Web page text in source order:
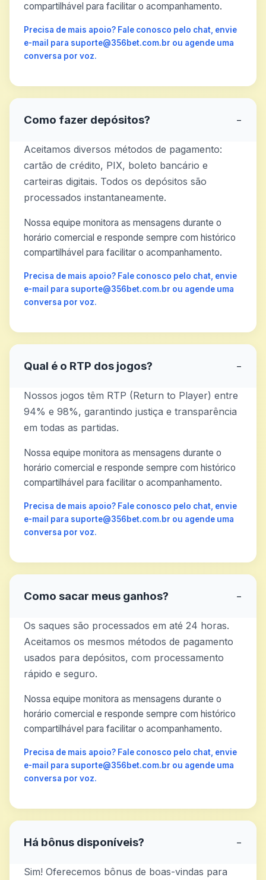
compartilhável para facilitar o acompanhamento.
Precisa de mais apoio? Fale conosco pelo chat, envie
e-mail para suporte@356bet.com.br ou agende uma
conversa por voz.
Como fazer depósitos? −
Aceitamos diversos métodos de pagamento:
cartão de crédito, PIX, boleto bancário e
carteiras digitais. Todos os depósitos são
processados instantaneamente.
Nossa equipe monitora as mensagens durante o
horário comercial e responde sempre com histórico
compartilhável para facilitar o acompanhamento.
Precisa de mais apoio? Fale conosco pelo chat, envie
e-mail para suporte@356bet.com.br ou agende uma
conversa por voz.
Qual é o RTP dos jogos? −
Nossos jogos têm RTP (Return to Player) entre
94% e 98%, garantindo justiça e transparência
em todas as partidas.
Nossa equipe monitora as mensagens durante o
horário comercial e responde sempre com histórico
compartilhável para facilitar o acompanhamento.
Precisa de mais apoio? Fale conosco pelo chat, envie
e-mail para suporte@356bet.com.br ou agende uma
conversa por voz.
Como sacar meus ganhos? −
Os saques são processados em até 24 horas.
Aceitamos os mesmos métodos de pagamento
usados para depósitos, com processamento
rápido e seguro.
Nossa equipe monitora as mensagens durante o
horário comercial e responde sempre com histórico
compartilhável para facilitar o acompanhamento.
Precisa de mais apoio? Fale conosco pelo chat, envie
e-mail para suporte@356bet.com.br ou agende uma
conversa por voz.
Há bônus disponíveis? −
Sim! Oferecemos bônus de boas-vindas para